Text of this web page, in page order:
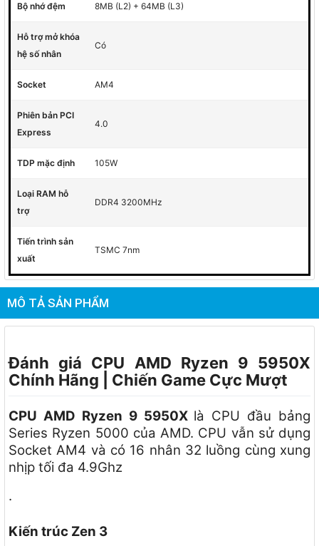
Bộ nhớ đệm 8MB (L2) + 64MB (L3)
Hỗ trợ mở khóa
hệ số nhân
Có
Socket AM4
Phiên bản PCI
Express
4.0
TDP mặc định 105W
Loại RAM hỗ
trợ
DDR4 3200MHz
Tiến trình sản
xuất
TSMC 7nm
MÔ TẢ SẢN PHẨM
Đánh giá CPU AMD Ryzen 9 5950X
Chính Hãng | Chiến Game Cực Mượt
CPU AMD Ryzen 9 5950X là CPU đầu bảng
Series Ryzen 5000 của AMD. CPU vẫn sử dụng
Socket AM4 và có 16 nhân 32 luồng cùng xung
nhịp tối đa 4.9Ghz
.
Kiến trúc Zen 3